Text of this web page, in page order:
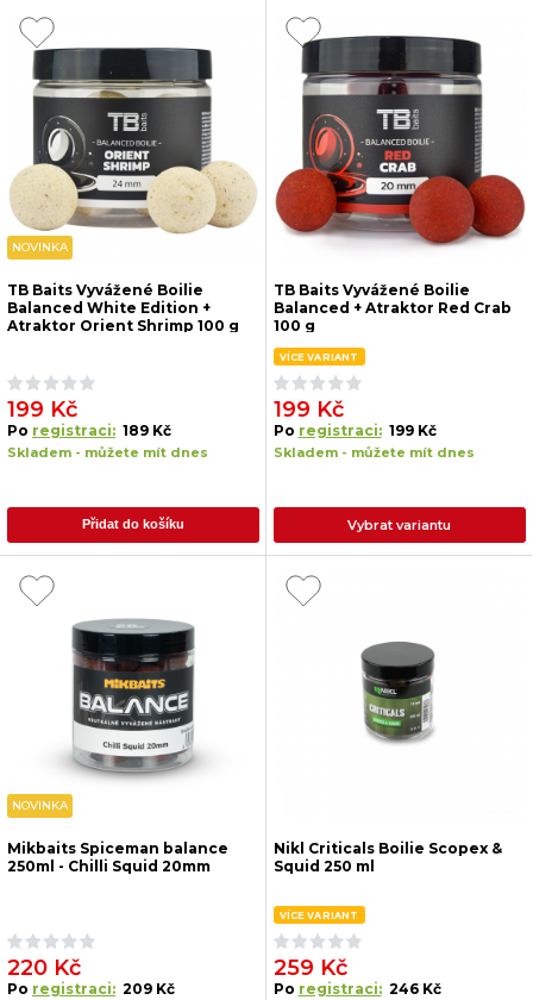
NOVINKA
TB Baits Vyvážené Boilie
Balanced White Edition +
Atraktor Orient Shrimp 100 g
199 Kč
Po registraci: 189 Kč
Skladem - můžete mít dnes
Přidat do košíku
TB Baits Vyvážené Boilie
Balanced + Atraktor Red Crab
100 g
VÍCE VARIANT
199 Kč
Po registraci: 199 Kč
Skladem - můžete mít dnes
Vybrat variantu
NOVINKA
Mikbaits Spiceman balance
250ml - Chilli Squid 20mm
220 Kč
Po registraci: 209 Kč
Nikl Criticals Boilie Scopex &
Squid 250 ml
VÍCE VARIANT
259 Kč
Po registraci: 246 Kč